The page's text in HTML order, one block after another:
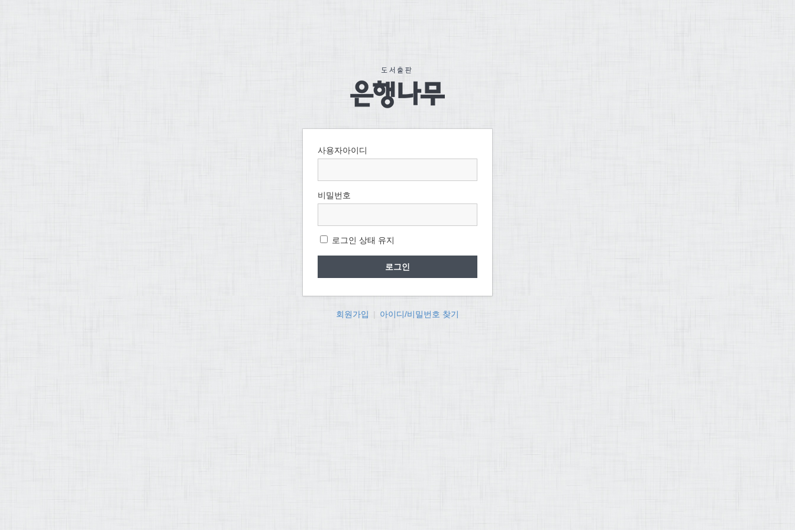
사용자아이디
비밀번호
로그인 상태 유지
회원가입 | 아이디/비밀번호 찾기